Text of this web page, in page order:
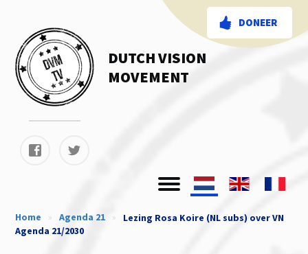
DONEER
DUTCH VISION
MOVEMENT
Home » Agenda 21 »
Lezing Rosa Koire (NL subs) over VN
Agenda 21/2030